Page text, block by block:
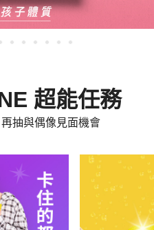
超能任務
抽與偶像見面機會